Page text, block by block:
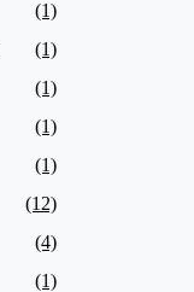
(1)
(1)
(1)
(1)
(1)
(12)
(4)
(1)